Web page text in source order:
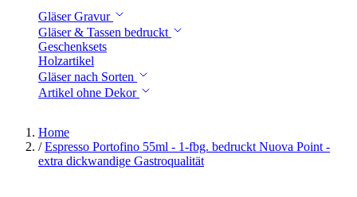
Gläser Gravur
Gläser & Tassen bedruckt
Geschenksets
Holzartikel
Gläser nach Sorten
Artikel ohne Dekor
Home
/ Espresso Portofino 55ml - 1-fbg. bedruckt Nuova Point -
extra dickwandige Gastroqualität